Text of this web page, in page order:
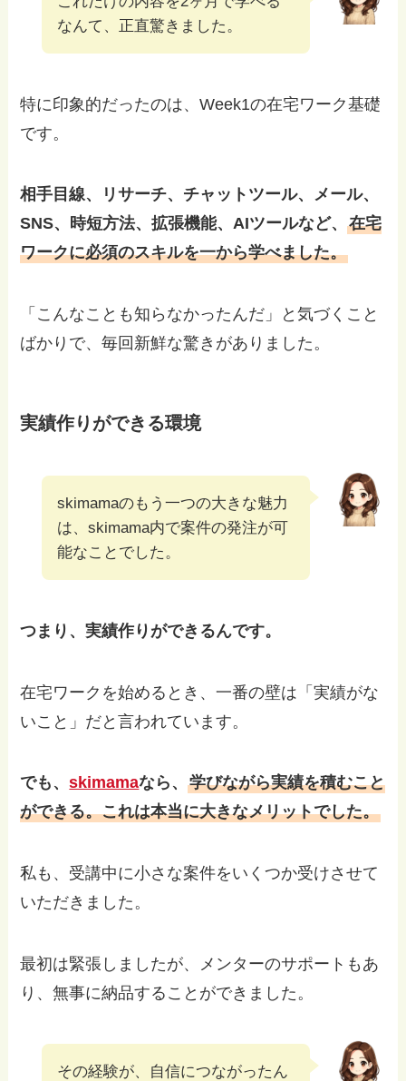
なんて、正直驚きました。
特に印象的だったのは、Week1の在宅ワーク基礎
です。
相手目線、リサーチ、チャットツール、メール、
SNS、時短方法、拡張機能、AIツールなど、在宅
ワークに必須のスキルを一から学べました。
「こんなことも知らなかったんだ」と気づくこと
ばかりで、毎回新鮮な驚きがありました。
実績作りができる環境
skimamaのもう一つの大きな魅力
は、skimama内で案件の発注が可
能なことでした。
つまり、実績作りができるんです。
在宅ワークを始めるとき、一番の壁は「実績がな
いこと」だと言われています。
でも、skimamaなら、学びながら実績を積むこと
ができる。これは本当に大きなメリットでした。
私も、受講中に小さな案件をいくつか受けさせて
いただきました。
最初は緊張しましたが、メンターのサポートもあ
り、無事に納品することができました。
その経験が、自信につながったん